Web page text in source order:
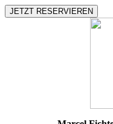
JETZT RESERVIEREN